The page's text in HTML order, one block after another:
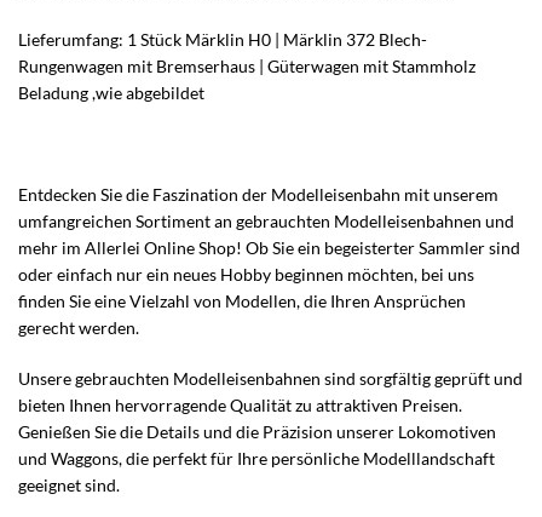
Lieferumfang: 1 Stück Märklin H0 | Märklin 372 Blech-
Rungenwagen mit Bremserhaus | Güterwagen mit Stammholz
Beladung ,wie abgebildet
Entdecken Sie die Faszination der Modelleisenbahn mit unserem
umfangreichen Sortiment an gebrauchten Modelleisenbahnen und
mehr im Allerlei Online Shop! Ob Sie ein begeisterter Sammler sind
oder einfach nur ein neues Hobby beginnen möchten, bei uns
finden Sie eine Vielzahl von Modellen, die Ihren Ansprüchen
gerecht werden.
Unsere gebrauchten Modelleisenbahnen sind sorgfältig geprüft und
bieten Ihnen hervorragende Qualität zu attraktiven Preisen.
Genießen Sie die Details und die Präzision unserer Lokomotiven
und Waggons, die perfekt für Ihre persönliche Modelllandschaft
geeignet sind.